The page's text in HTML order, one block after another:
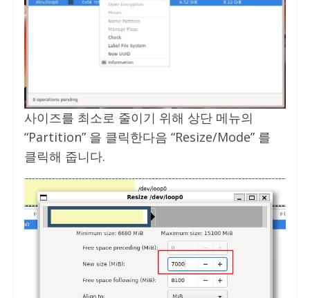
사이즈를 최소로 줄이기 위해 상단 메뉴의
“Partition” 을 클릭한다음 “Resize/Mode” 를
클릭해 줍니다.